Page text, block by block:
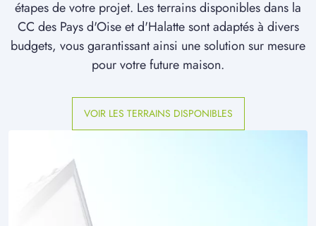
étapes de votre projet. Les terrains disponibles dans la
CC des Pays d'Oise et d'Halatte sont adaptés à divers
budgets, vous garantissant ainsi une solution sur mesure
pour votre future maison.
VOIR LES TERRAINS DISPONIBLES